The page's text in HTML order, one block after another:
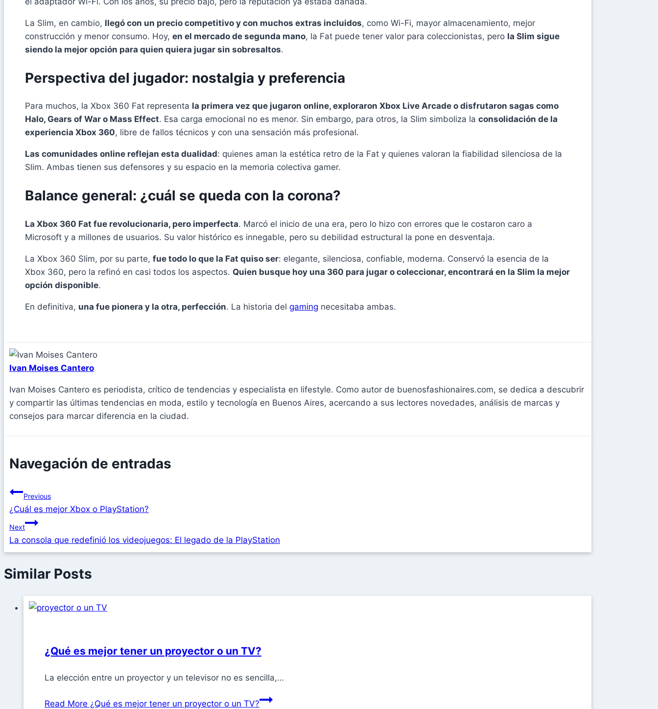
La Slim, en cambio, llegó con un precio competitivo y con muchos extras incluidos, como Wi-Fi, mayor almacenamiento, mejor
construcción y menor consumo. Hoy, en el mercado de segunda mano, la Fat puede tener valor para coleccionistas, pero la Slim sigue
siendo la mejor opción para quien quiera jugar sin sobresaltos.
Perspectiva del jugador: nostalgia y preferencia
Para muchos, la Xbox 360 Fat representa la primera vez que jugaron online, exploraron Xbox Live Arcade o disfrutaron sagas como
Halo, Gears of War o Mass Effect. Esa carga emocional no es menor. Sin embargo, para otros, la Slim simboliza la consolidación de la
experiencia Xbox 360, libre de fallos técnicos y con una sensación más profesional.
Las comunidades online reflejan esta dualidad: quienes aman la estética retro de la Fat y quienes valoran la fiabilidad silenciosa de la
Slim. Ambas tienen sus defensores y su espacio en la memoria colectiva gamer.
Balance general: ¿cuál se queda con la corona?
La Xbox 360 Fat fue revolucionaria, pero imperfecta. Marcó el inicio de una era, pero lo hizo con errores que le costaron caro a
Microsoft y a millones de usuarios. Su valor histórico es innegable, pero su debilidad estructural la pone en desventaja.
La Xbox 360 Slim, por su parte, fue todo lo que la Fat quiso ser: elegante, silenciosa, confiable, moderna. Conservó la esencia de la
Xbox 360, pero la refinó en casi todos los aspectos. Quien busque hoy una 360 para jugar o coleccionar, encontrará en la Slim la mejor
opción disponible.
En definitiva, una fue pionera y la otra, perfección. La historia del gaming necesitaba ambas.
Ivan Moises Cantero
Ivan Moises Cantero es periodista, crítico de tendencias y especialista en lifestyle. Como autor de buenosfashionaires.com, se dedica a descubrir
y compartir las últimas tendencias en moda, estilo y tecnología en Buenos Aires, acercando a sus lectores novedades, análisis de marcas y
consejos para marcar diferencia en la ciudad.
Navegación de entradas
Previous
¿Cuál es mejor Xbox o PlayStation?
Next
La consola que redefinió los videojuegos: El legado de la PlayStation
Similar Posts
¿Qué es mejor tener un proyector o un TV?
La elección entre un proyector y un televisor no es sencilla,…
Read More ¿Qué es mejor tener un proyector o un TV?